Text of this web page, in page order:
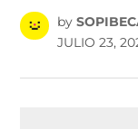
by
JULIO 23,